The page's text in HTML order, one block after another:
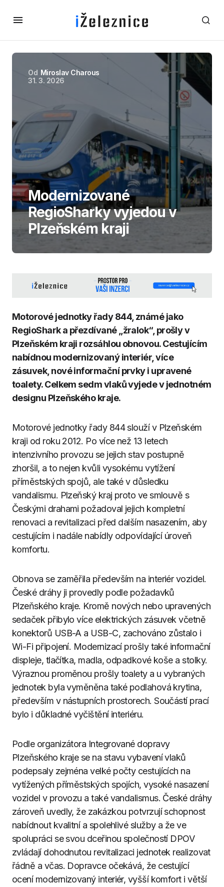
Od Miroslav Charous
31. 3. 2026
Modernizované
RegioSharky vyjedou v
Plzeňském kraji
Motorové jednotky řady 844, známé jako
RegioShark a přezdívané „žralok“, prošly v
Plzeňském kraji rozsáhlou obnovou. Cestujícím
nabídnou modernizovaný interiér, více
zásuvek, nové informační prvky i upravené
toalety. Celkem sedm vlaků vyjede v jednotném
designu Plzeňského kraje.
Motorové jednotky řady 844 slouží v Plzeňském
kraji od roku 2012. Po více než 13 letech
intenzivního provozu se jejich stav postupně
zhoršil, a to nejen kvůli vysokému vytížení
příměstských spojů, ale také v důsledku
vandalismu. Plzeňský kraj proto ve smlouvě s
Českými drahami požadoval jejich kompletní
renovaci a revitalizaci před dalším nasazením, aby
cestujícím i nadále nabídly odpovídající úroveň
komfortu.
Obnova se zaměřila především na interiér vozidel.
České dráhy ji provedly podle požadavků
Plzeňského kraje. Kromě nových nebo upravených
sedaček přibylo více elektrických zásuvek včetně
konektorů USB-A a USB-C, zachováno zůstalo i
Wi-Fi připojení. Modernizací prošly také informační
displeje, tlačítka, madla, odpadkové koše a stolky.
Výraznou proměnou prošly toalety a u vybraných
jednotek byla vyměněna také podlahová krytina,
především v nástupních prostorech. Součástí prací
bylo i důkladné vyčištění interiéru.
Podle organizátora Integrované dopravy
Plzeňského kraje se na stavu vybavení vlaků
podepsaly zejména velké počty cestujících na
vytížených příměstských spojích, vysoké nasazení
vozidel v provozu a také vandalismus. České dráhy
zároveň uvedly, že zakázkou potvrzují schopnost
nabídnout kvalitní a spolehlivé služby a že ve
spolupráci se svou dceřinou společností DPOV
zvládají dohodnutou revitalizaci jednotek realizovat
řádně a včas. Dopravce očekává, že cestující
ocení modernizovaný interiér, vyšší komfort i větší